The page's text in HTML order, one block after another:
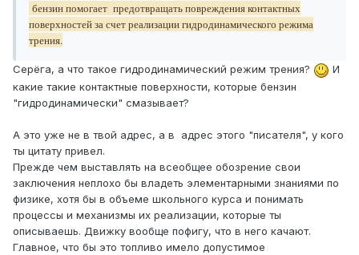
бензин помогает предотвращать повреждения контактных
поверхностей за счет реализации гидродинамического режима
трения.
Серёга, а что такое гидродинамический режим трения?
И
какие такие контактные поверхности, которые бензин
"гидродинамически" смазывает?
А это уже не в твой адрес, а в адрес этого "писателя", у кого
ты цитату привел.
Прежде чем выставлять на всеобщее обозрение свои
заключения неплохо бы владеть элементарными знаниями по
физике, хотя бы в объеме школьного курса и понимать
процессы и механизмы их реализации, которые ты
описываешь. Движку вообще пофигу, что в него качают.
Главное, что бы это топливо имело допустимое